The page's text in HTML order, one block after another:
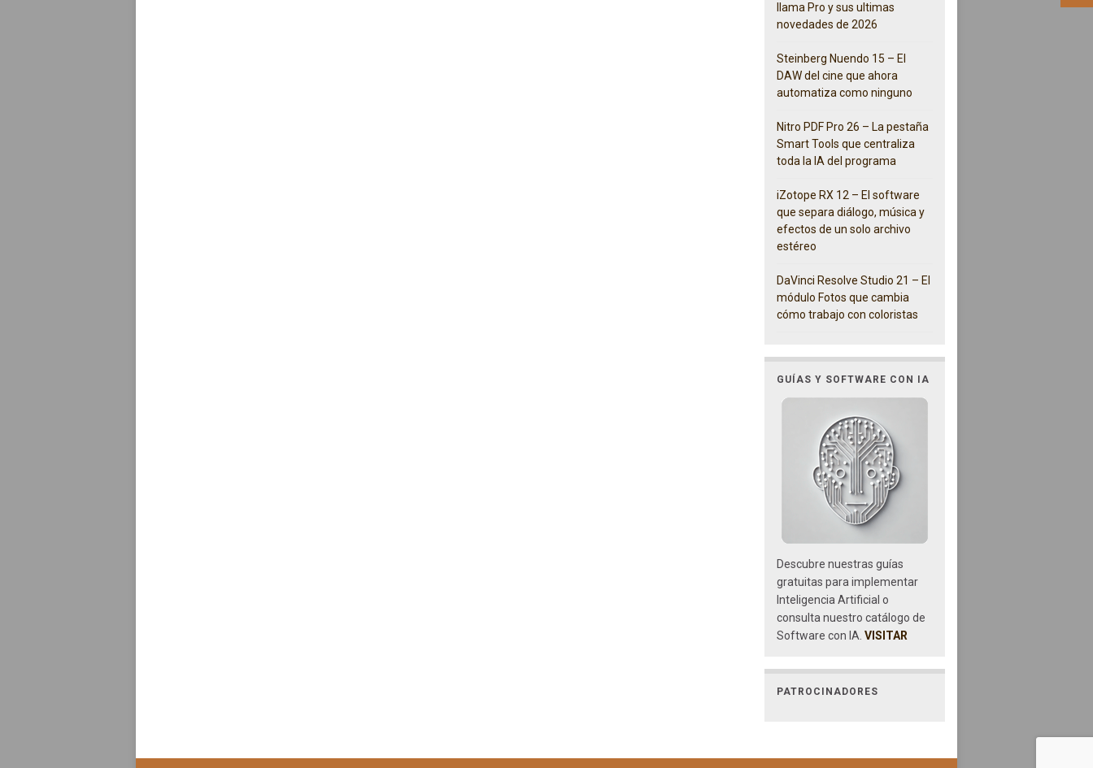
llama Pro y sus ultimas
novedades de 2026
Steinberg Nuendo 15 – El
DAW del cine que ahora
automatiza como ninguno
Nitro PDF Pro 26 – La pestaña
Smart Tools que centraliza
toda la IA del programa
iZotope RX 12 – El software
que separa diálogo, música y
efectos de un solo archivo
estéreo
DaVinci Resolve Studio 21 – El
módulo Fotos que cambia
cómo trabajo con coloristas
GUÍAS Y SOFTWARE CON IA
Descubre nuestras guías
gratuitas para implementar
Inteligencia Artificial o
consulta nuestro catálogo de
Software con IA. VISITAR
PATROCINADORES